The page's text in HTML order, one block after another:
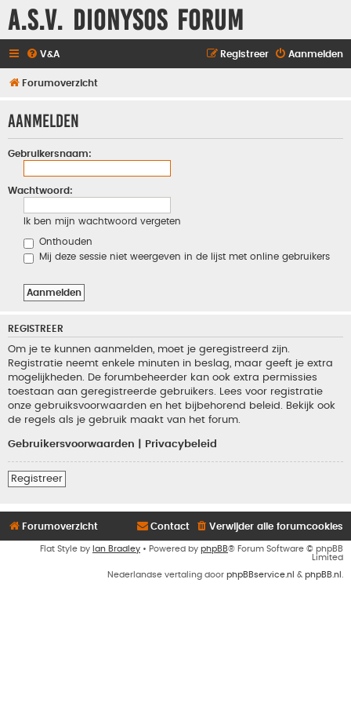
A.S.V. Dionysos Forum
V&A Aanmelden
Registreer
Forumoverzicht
Aanmelden
Gebruikersnaam:
Wachtwoord:
Ik ben mijn wachtwoord vergeten
Onthouden
Mij deze sessie niet weergeven in de lijst met online gebruikers
REGISTREER
Om je te kunnen aanmelden, moet je geregistreerd zijn.
Registratie neemt enkele minuten in beslag, maar geeft je extra
mogelijkheden. De forumbeheerder kan ook extra permissies
toestaan aan geregistreerde gebruikers. Lees voor registratie
onze gebruiksvoorwaarden en het bijbehorend beleid. Bekijk ook
de regels als je gebruik maakt van het forum.
Gebruikersvoorwaarden Privacybeleid
Registreer
Forumoverzicht Verwijder alle forumcookies
Contact
Flat Style by Ian Bradley • Powered by phpBB® Forum Software © phpBB
Limited
Nederlandse vertaling door phpBBservice.nl & phpBB.nl .